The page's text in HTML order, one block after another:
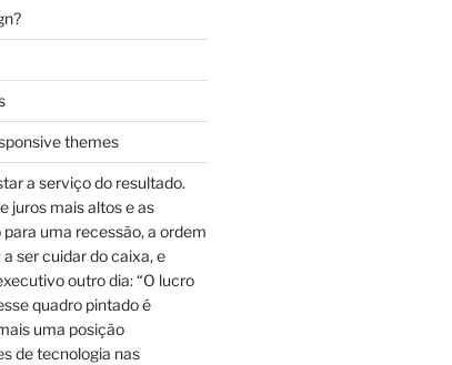
themes
a serviço do resultado.
juros mais altos e as
uma recessão, a ordem
ser cuidar do caixa, e
outro dia: “O lucro
quadro pintado é
uma posição
de tecnologia nas